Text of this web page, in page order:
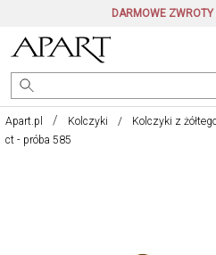
DARMOWE ZWROTY
Apart.pl Kolczyki
Kolczyki z
ct - próba 585